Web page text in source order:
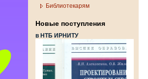
Библиотекарям
Новые поступления
в НТБ ИРНИТУ